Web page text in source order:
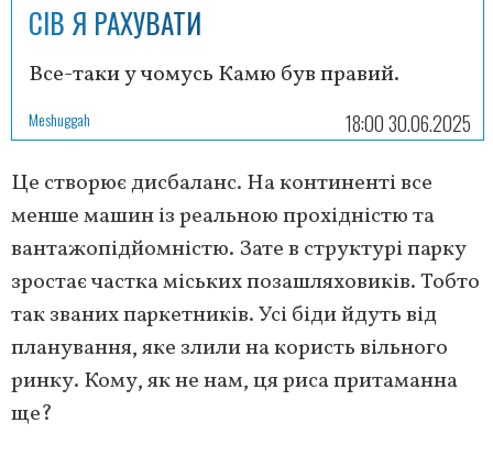
СІВ Я РАХУВАТИ
Все-таки у чомусь Камю був правий.
Meshuggah 18:00 30.06.2025
Це створює дисбаланс. На континенті все
менше машин із реальною прохідністю та
вантажопідйомністю. Зате в структурі парку
зростає частка міських позашляховиків. Тобто
так званих паркетників. Усі біди йдуть від
планування, яке злили на користь вільного
ринку. Кому, як не нам, ця риса притаманна
ще?